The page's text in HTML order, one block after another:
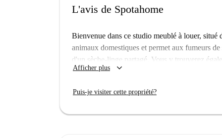
L'avis de Spotahome
Bienvenue dans ce studio meublé à louer,
animaux domestiques et permet aux fumeurs
d'un sèche-linge partagé. Vous y trouverez
détendre. Idéal pour les couples, ce studio est
touristiques. Le marché Shaam Land et le
Afficher plus keyboard_arrow_down
Puis-je visiter cette propriété?